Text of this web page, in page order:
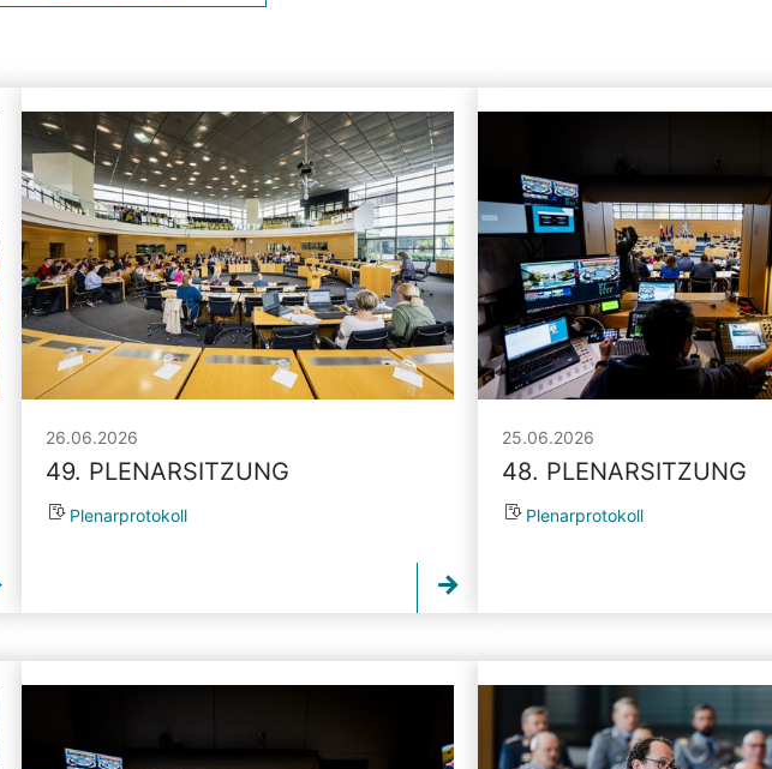
26.06.2026
49. PLENARSITZUNG
Plenarprotokoll
25.06.2026
48. PLENARSITZUNG
Plenarprotokoll